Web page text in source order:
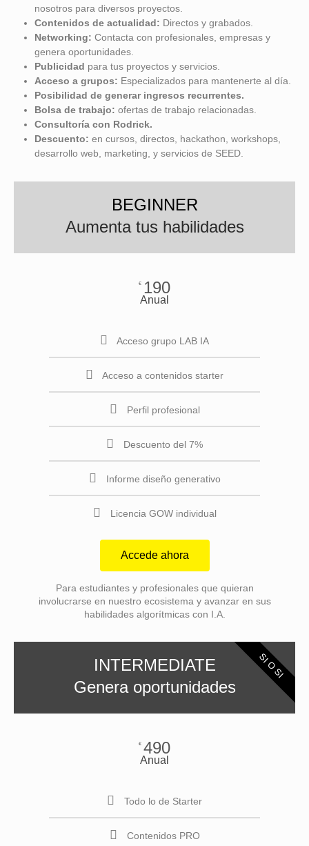
nosotros para diversos proyectos.
Contenidos de actualidad: Directos y grabados.
Networking: Contacta con profesionales, empresas y
genera oportunidades.
Publicidad para tus proyectos y servicios.
Acceso a grupos: Especializados para mantenerte al día.
Posibilidad de generar ingresos recurrentes.
Bolsa de trabajo: ofertas de trabajo relacionadas.
Consultoría con Rodrick.
Descuento: en cursos, directos, hackathon, workshops,
desarrollo web, marketing, y servicios de SEED.
BEGINNER
Aumenta tus habilidades
€ 190
Anual
Acceso grupo LAB IA
Acceso a contenidos starter
Perfil profesional
Descuento del 7%
Informe diseño generativo
Licencia GOW individual
Accede ahora
Para estudiantes y profesionales que quieran
involucrarse en nuestro ecosistema y avanzar en sus
habilidades algorítmicas con I.A.
SI O SI
INTERMEDIATE
Genera oportunidades
€ 490
Anual
Todo lo de Starter
Contenidos PRO